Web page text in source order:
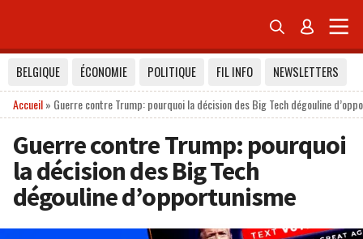
 
BELGIQUE ÉCONOMIE POLITIQUE FIL INFO
NEWSLETTERS
Accueil» Guerre contre Trump: pourquoi la décision des Big Tech dégouline
Guerre contre Trump: pourquoi
la décision des Big Tech
dégouline d’opportunisme